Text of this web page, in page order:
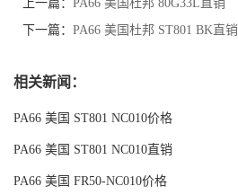
上一篇： PA66 美国杜邦 80G33L直销
下一篇： PA66 美国杜邦 ST801 BK直销
相关新闻：
PA66 美国 ST801 NC010价格
PA66 美国 ST801 NC010直销
PA66 美国 FR50-NC010价格